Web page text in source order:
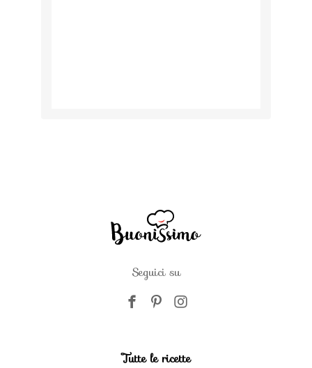
Seguici su
Tutte le ricette